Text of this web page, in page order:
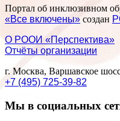
Портал об инклюзивном
«Все включены» создан
О РООИ «Перспектива»
Отчёты организации
г. Москва, Варшавское
+7 (495) 725-39-82
Мы в социальных